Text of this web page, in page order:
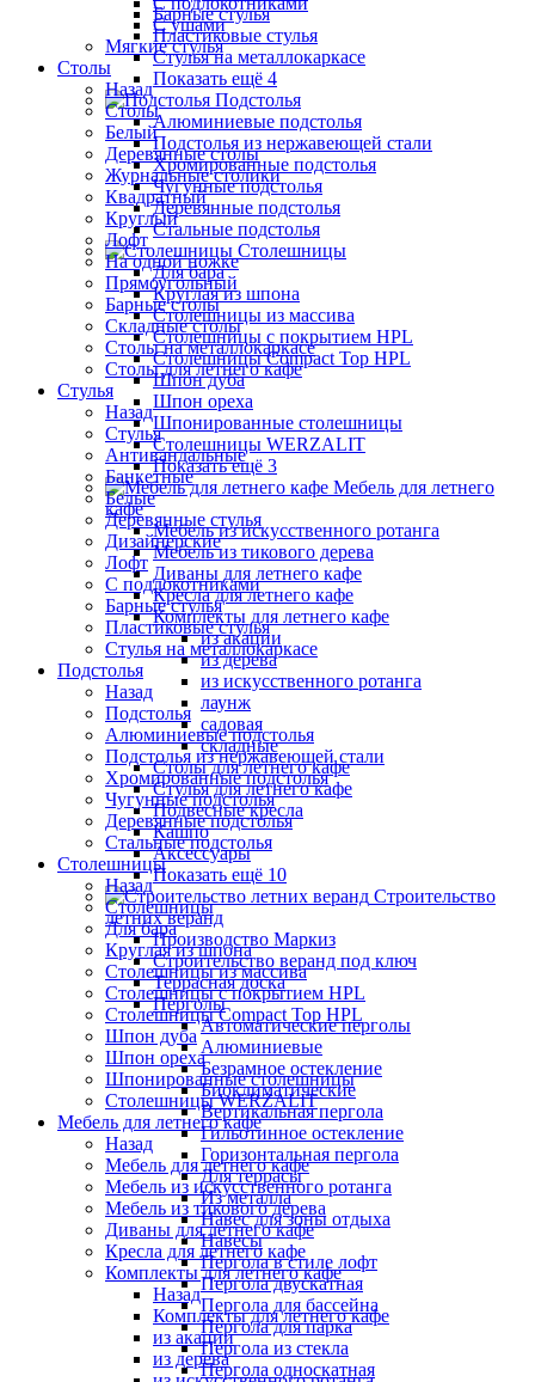
Барные стулья
Пластиковые стулья
Стулья на металлокаркасе
Показать ещё 4
Подстолья
Алюминиевые подстолья
Подстолья из нержавеющей стали
Хромированные подстолья
Чугунные подстолья
Деревянные подстолья
Стальные подстолья
Столешницы
Для бара
Круглая из шпона
Столешницы из массива
Столешницы с покрытием HPL
Столешницы Сompact Top HPL
Шпон дуба
Шпон ореха
Шпонированные столешницы
Столешницы WERZALIT
Показать ещё 3
Мебель для летнего
кафе
Мебель из искусственного ротанга
Мебель из тикового дерева
Диваны для летнего кафе
Кресла для летнего кафе
Комплекты для летнего кафе
из акации
из дерева
из искусственного ротанга
лаунж
садовая
складные
Столы для летнего кафе
Стулья для летнего кафе
Подвесные кресла
Кашпо
Аксессуары
Показать ещё 10
Строительство
летних веранд
Производство Маркиз
Строительство веранд под ключ
Террасная доска
Перголы
Автоматические перголы
Алюминиевые
Безрамное остекление
Биоклиматические
Вертикальная пергола
Гильотинное остекление
Горизонтальная пергола
Для террасы
Из металла
Навес для зоны отдыха
Навесы
Пергола в стиле лофт
Пергола двускатная
Пергола для бассейна
Пергола для парка
Пергола из стекла
Пергола односкатная
С ушами
Мягкие стулья
Столы
Назад
Столы
Белый
Деревянные столы
Журнальные столики
Квадратный
Круглый
Лофт
На одной ножке
Прямоугольный
Барные столы
Складные столы
Столы на металлокаркасе
Столы для летнего кафе
Стулья
Назад
Стулья
Антивандальные
Банкетные
Белые
Деревянные стулья
Дизайнерские
Лофт
С подлокотниками
Барные стулья
Пластиковые стулья
Стулья на металлокаркасе
Подстолья
Назад
Подстолья
Алюминиевые подстолья
Подстолья из нержавеющей стали
Хромированные подстолья
Чугунные подстолья
Деревянные подстолья
Стальные подстолья
Столешницы
Назад
Столешницы
Для бара
Круглая из шпона
Столешницы из массива
Столешницы с покрытием HPL
Столешницы Сompact Top HPL
Шпон дуба
Шпон ореха
Шпонированные столешницы
Столешницы WERZALIT
Мебель для летнего кафе
Назад
Мебель для летнего кафе
Мебель из искусственного ротанга
Мебель из тикового дерева
Диваны для летнего кафе
Кресла для летнего кафе
Комплекты для летнего кафе
Назад
Комплекты для летнего кафе
из акации
из дерева